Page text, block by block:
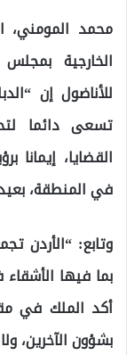
محمد المومني،
الخارجية بمجلس
للأناضول إن
تسعى دائما
القضايا، إيمانا
في المنطقة،
وتابع: “الأردن
بما فيها الأشقاء
أكد الملك في
بشؤون الآخرين،